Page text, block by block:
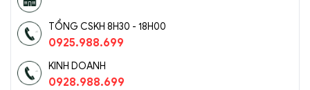
TỔNG CSKH 8H30 - 18H00
0925.988.699
KINH DOANH
0928.988.699